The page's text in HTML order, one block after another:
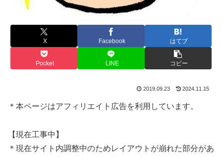
X Facebook はてブ
Pocket LINE コピー
2019.09.23 2024.11.15
＊本ページはアフィリエイト広告を利用しています。
【現在工事中】
＊現在サイト内調整中のためレイアウトが崩れた部分があ